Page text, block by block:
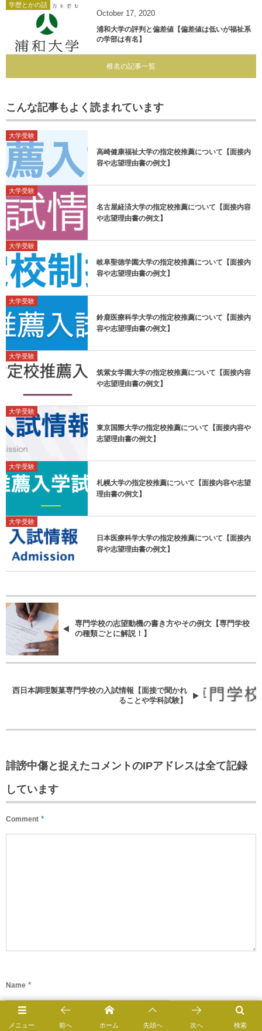
学歴とかの話
October 17
2020
浦和大学の評判と偏差値【偏差値は低いが福祉系
の学部は有名】
椎名の記事一覧
こんな記事もよく読まれています
大学受験
高崎健康福祉大学の指定校推薦について【面接内
容や志望理由書の例文】
大学受験
名古屋経済大学の指定校推薦について【面接内容
や志望理由書の例文】
大学受験
岐阜聖徳学園大学の指定校推薦について【面接内
容や志望理由書の例文】
大学受験
鈴鹿医療科学大学の指定校推薦について【面接内
容や志望理由書の例文】
大学受験
筑紫女学園大学の指定校推薦について【面接内容
や志望理由書の例文】
大学受験
東京国際大学の指定校推薦について【面接内容や
志望理由書の例文】
大学受験
札幌大学の指定校推薦について【面接内容や志望
理由書の例文】
大学受験
日本医療科学大学の指定校推薦について【面接内
容や志望理由書の例文】
専門学校の志望動機の書き方やその例文【専門学校
の種類ごとに解説！】
西日本調理製菓専門学校の入試情報【面接で聞かれ
ることや学科試験】
誹謗中傷と捉えたコメントのIPアドレスは全て記録
しています
Comment *
Name *
メニュー 検索
前へ ホーム 先頭へ 次へ